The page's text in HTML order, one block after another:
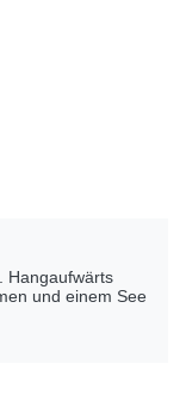
Hangaufwärts
und einem See